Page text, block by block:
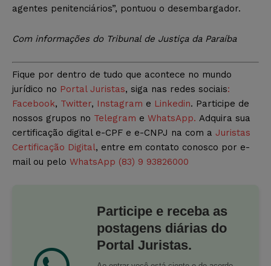
agentes penitenciários”, pontuou o desembargador.
Com informações do Tribunal de Justiça da Paraíba
Fique por dentro de tudo que acontece no mundo
jurídico no Portal Juristas, siga nas redes sociais:
Facebook, Twitter, Instagram e Linkedin. Participe de
nossos grupos no Telegram e WhatsApp. Adquira sua
certificação digital e-CPF e e-CNPJ na com a Juristas
Certificação Digital, entre em contato conosco por e-
mail ou pelo WhatsApp (83) 9 93826000
Participe e receba as
postagens diárias do
Portal Juristas.